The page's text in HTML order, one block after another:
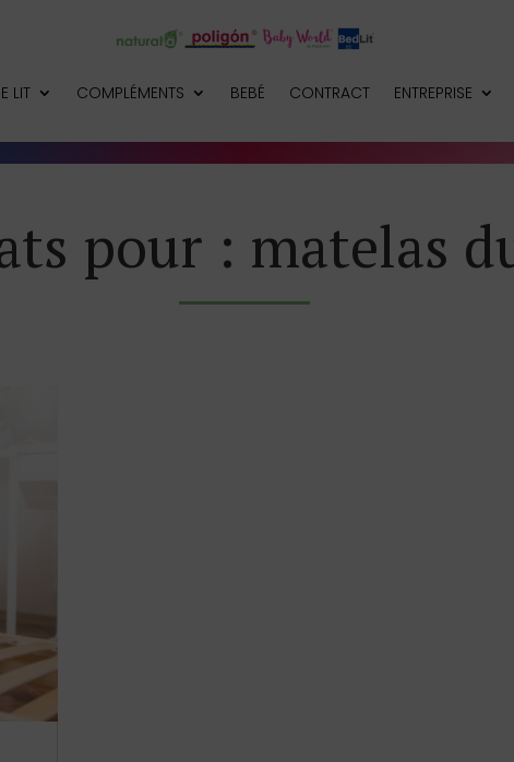
LIT COMPLÉMENTS BEBÉ CONTRACT ENTREPRISE
pour : matelas